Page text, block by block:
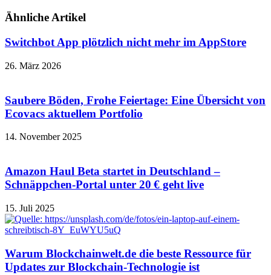
Ähnliche Artikel
Switchbot App plötzlich nicht mehr im AppStore
26. März 2026
Saubere Böden, Frohe Feiertage: Eine Übersicht von
Ecovacs aktuellem Portfolio
14. November 2025
Amazon Haul Beta startet in Deutschland –
Schnäppchen-Portal unter 20 € geht live
15. Juli 2025
Warum Blockchainwelt.de die beste Ressource für
Updates zur Blockchain-Technologie ist